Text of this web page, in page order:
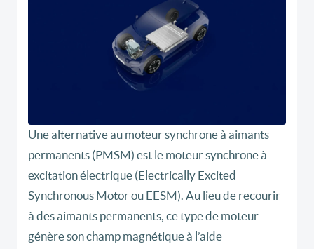
Une alternative au moteur synchrone à aimants
permanents (PMSM) est le moteur synchrone à
excitation électrique (Electrically Excited
Synchronous Motor ou EESM). Au lieu de recourir
à des aimants permanents, ce type de moteur
génère son champ magnétique à l’aide